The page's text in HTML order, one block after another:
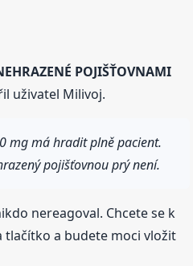
POJIŠŤOVNAMI
uživatel Milivoj.
mg má hradit plně pacient.
pojišťovnou prý není.
nereagoval. Chcete se k
tlačítko a budete moci vložit